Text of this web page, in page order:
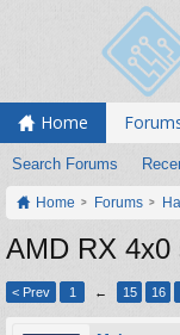
Home
Search Forums
Home Forums
AMD RX 4x0
< Prev 1 ← 15 16